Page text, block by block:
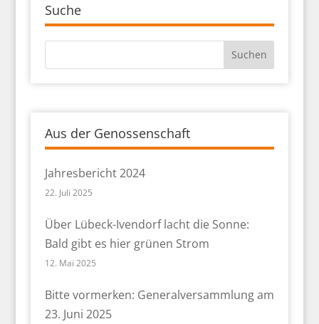
Suche
Aus der Genossenschaft
Jahresbericht 2024
22. Juli 2025
Über Lübeck-Ivendorf lacht die Sonne:
Bald gibt es hier grünen Strom
12. Mai 2025
Bitte vormerken: Generalversammlung am
23. Juni 2025